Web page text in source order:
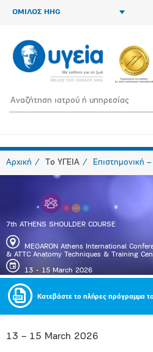
ΟΜΙΛΟΣ HHG
Αρχική Το ΥΓΕΙΑ Επιστημονική
7th ATHENS SHOULDER COURSE
ΜEGARON Athens International
& ATTC Anatomy Techniques & Training
13 - 15 March 2026
Κατεβάστε το πλήρες πρόγραμμα
13 – 15 March 2026